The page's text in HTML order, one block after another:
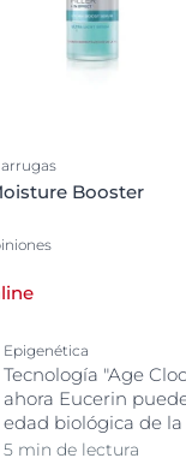
Booster
Epigenética
Tecnología "Age
ahora Eucerin
edad biológica de la
5 min de lectura